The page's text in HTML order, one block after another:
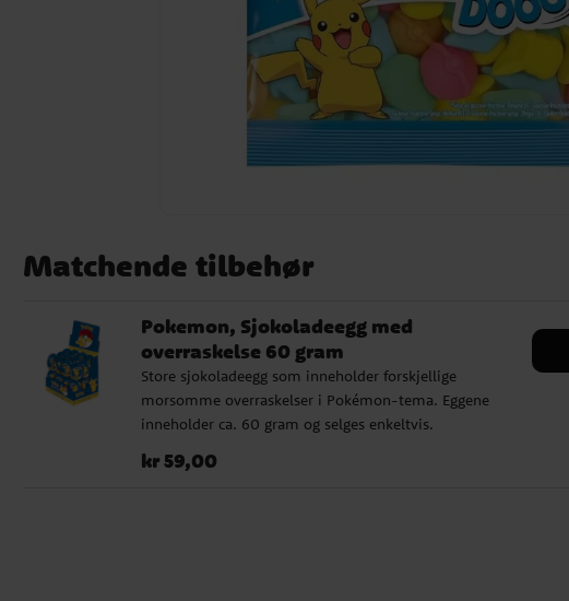
Matchende tilbehør
Pokemon, Sjokoladeegg med
overraskelse 60 gram
Store sjokoladeegg som inneholder forskjellige
morsomme overraskelser i Pokémon-tema. Eggene
inneholder ca. 60 gram og selges enkeltvis.
kakaomasse, mysepulver (melk), emulgatorer:
Pris:kr 59,00
kr 59,00